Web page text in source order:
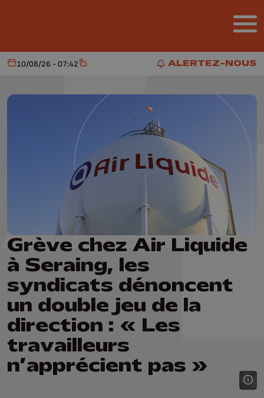
ALERTEZ-NOUS
ALERTEZ-NOUS
Aujourd'hui
10/08/26 - 07:42 Météo
Grève chez Air Liquide
à Seraing, les
syndicats dénoncent
un double jeu de la
direction : « Les
travailleurs
n’apprécient pas »